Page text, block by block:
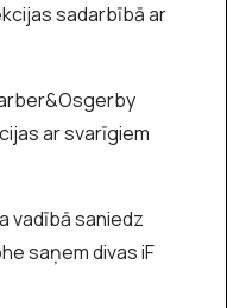
sadarbībā ar
ar svarīgiem
vadībā saniedz
saņem divas iF